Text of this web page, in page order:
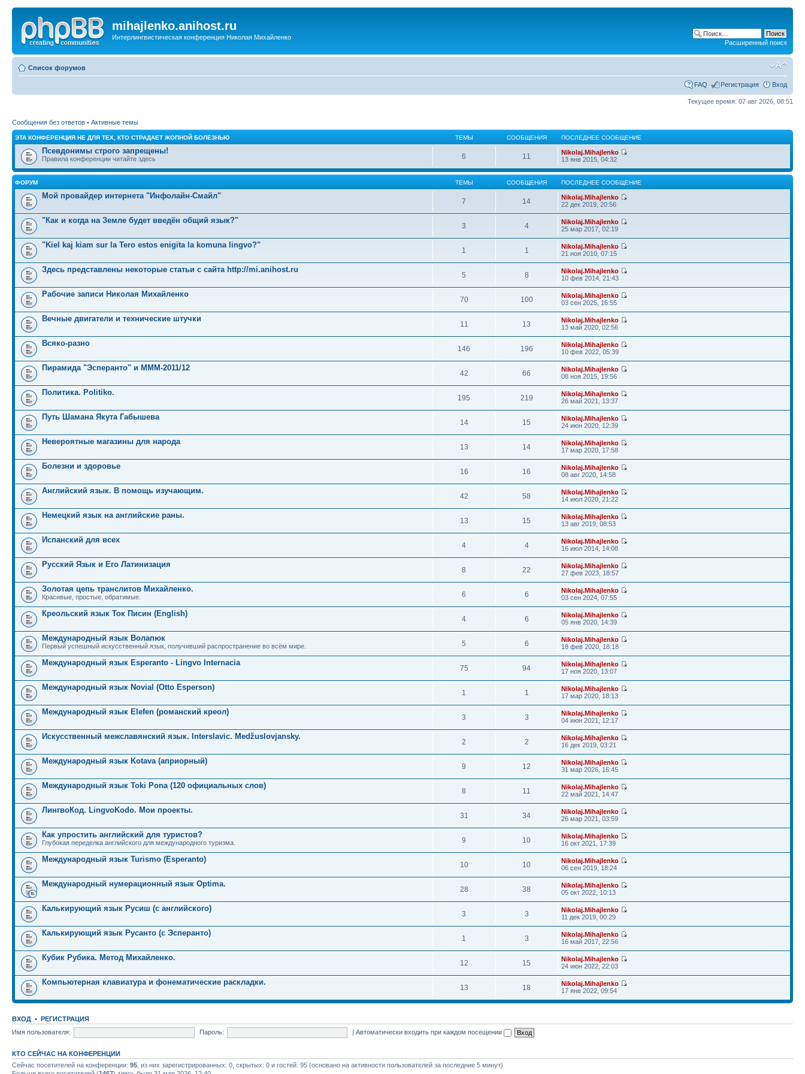
mihajlenko.anihost.ru
Интерлингвистическая конференция Николая Михайленко
Расширенный поиск
Список форумов
FAQ Регистрация Вход
Текущее время: 07 авг 2026, 08:51
Сообщения без ответов • Активные темы
ЭТА КОНФЕРЕНЦИЯ НЕ ДЛЯ ТЕХ, КТО СТРАДАЕТ ЖОПНОЙ БОЛЕЗНЬЮ ТЕМЫ СООБЩЕНИЯ ПОСЛЕДНЕЕ СООБЩЕНИЕ
Псевдонимы строго запрещены!
Правила конференции читайте здесь 6 11
Nikolaj.Mihajlenko
13 янв 2015, 04:32
ФОРУМ ТЕМЫ СООБЩЕНИЯ ПОСЛЕДНЕЕ СООБЩЕНИЕ
Мой провайдер интернета "Инфолайн-Смайл"
7 14
Nikolaj.Mihajlenko
22 дек 2019, 20:56
"Как и когда на Земле будет введён общий язык?"
3 4
Nikolaj.Mihajlenko
25 мар 2017, 02:19
"Kiel kaj kiam sur la Tero estos enigita la komuna lingvo?"
1 1
Nikolaj.Mihajlenko
21 ноя 2010, 07:15
Здесь представлены некоторые статьи с сайта http://mi.anihost.ru
5 8
Nikolaj.Mihajlenko
10 фев 2014, 21:43
Рабочие записи Николая Михайленко
70 100
Nikolaj.Mihajlenko
03 сен 2025, 16:55
Вечные двигатели и технические штучки
11 13
Nikolaj.Mihajlenko
13 май 2020, 02:56
Всяко-разно
146 196
Nikolaj.Mihajlenko
10 фев 2022, 05:39
Пирамида "Эсперанто" и MMM-2011/12
42 66
Nikolaj.Mihajlenko
08 ноя 2015, 19:56
Политика. Politiko.
195 219
Nikolaj.Mihajlenko
26 май 2021, 13:37
Путь Шамана Якута Габышева
14 15
Nikolaj.Mihajlenko
24 июн 2020, 12:39
Невероятные магазины для народа
13 14
Nikolaj.Mihajlenko
17 мар 2020, 17:58
Болезни и здоровье
16 16
Nikolaj.Mihajlenko
08 авг 2020, 14:58
Английский язык. В помощь изучающим.
42 58
Nikolaj.Mihajlenko
14 июл 2020, 21:22
Немецкий язык на английские раны.
13 15
Nikolaj.Mihajlenko
13 авг 2019, 08:53
Испанский для всех
4 4
Nikolaj.Mihajlenko
16 июл 2014, 14:08
Русский Язык и Его Латинизация
8 22
Nikolaj.Mihajlenko
27 фев 2023, 18:57
Золотая цепь транслитов Михайленко.
Красивые, простые, обратимые. 6 6
Nikolaj.Mihajlenko
03 сен 2024, 07:55
Креольский язык Ток Писин (English)
4 6
Nikolaj.Mihajlenko
05 янв 2020, 14:39
Международный язык Волапюк
Первый успешный искусственный язык, получивший распространение во всём мире. 5 6
Nikolaj.Mihajlenko
18 фев 2020, 18:18
Международный язык Esperanto - Lingvo Internacia
75 94
Nikolaj.Mihajlenko
17 ноя 2020, 13:07
Международный язык Novial (Otto Esperson)
1 1
Nikolaj.Mihajlenko
17 мар 2020, 18:13
Международный язык Elefen (романский креол)
3 3
Nikolaj.Mihajlenko
04 июн 2021, 12:17
Искусственный межславянский язык. Interslavic. Medžuslovjansky.
2 2
Nikolaj.Mihajlenko
16 дек 2019, 03:21
Международный язык Kotava (априорный)
9 12
Nikolaj.Mihajlenko
31 мар 2026, 16:45
Международный язык Toki Pona (120 официальных слов)
8 11
Nikolaj.Mihajlenko
22 май 2021, 14:47
ЛингвоКод. LingvoKodo. Мои проекты.
31 34
Nikolaj.Mihajlenko
26 мар 2021, 03:59
Как упростить английский для туристов?
Глубокая переделка английского для международного туризма. 9 10
Nikolaj.Mihajlenko
16 окт 2021, 17:39
Международный язык Turismo (Esperanto)
10 10
Nikolaj.Mihajlenko
06 сен 2019, 18:24
Международный нумерационный язык Optima.
28 38
Nikolaj.Mihajlenko
05 окт 2022, 10:13
Калькирующий язык Русиш (с английского)
3 3
Nikolaj.Mihajlenko
11 дек 2019, 00:29
Калькирующий язык Русанто (с Эсперанто)
1 3
Nikolaj.Mihajlenko
16 май 2017, 22:56
Кубик Рубика. Метод Михайленко.
12 15
Nikolaj.Mihajlenko
24 июн 2022, 22:03
Компьютерная клавиатура и фонематические раскладки.
13 18
Nikolaj.Mihajlenko
17 янв 2022, 09:54
ВХОД • РЕГИСТРАЦИЯ
Имя пользователя:
Пароль: |Автоматически входить при каждом посещении
КТО СЕЙЧАС НА КОНФЕРЕНЦИИ
Сейчас посетителей на конференции: 95 , из них зарегистрированных: 0, скрытых: 0 и гостей: 95 (основано на активности пользователей за последние 5 минут)